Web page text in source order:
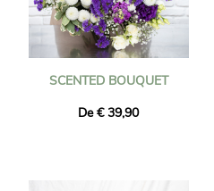
SCENTED BOUQUET
De € 39,90